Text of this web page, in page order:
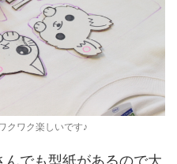
クワク楽しいです♪